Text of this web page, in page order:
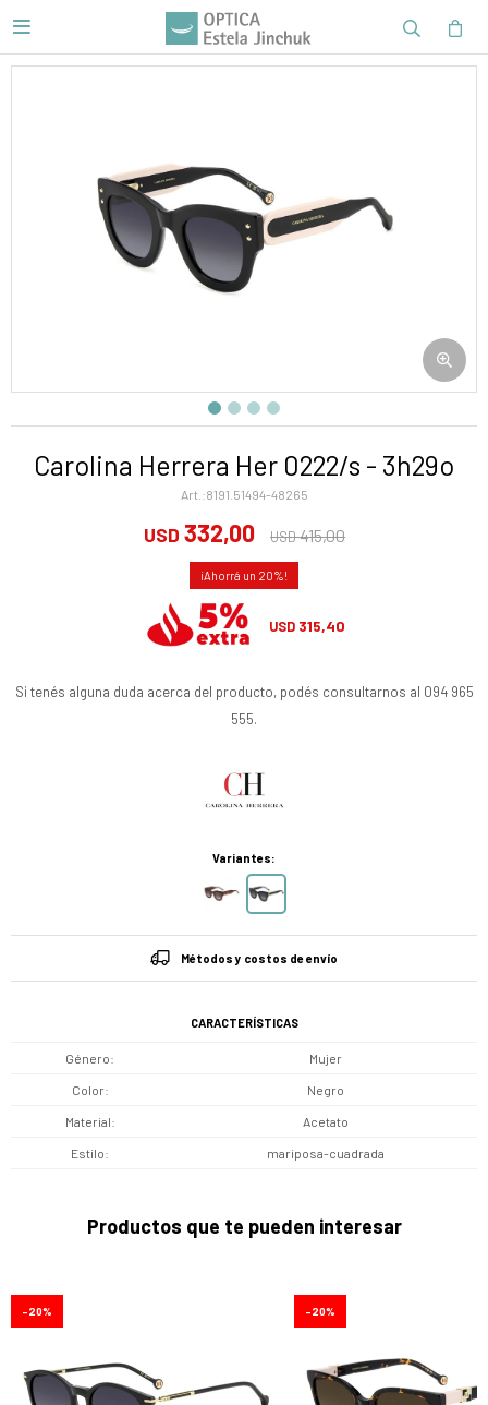

Carolina Herrera Her 0222/s - 3h29o
8191.51494-48265
USD 332,00 USD415,00
20
USD 315,40
Si tenés alguna duda acerca del producto, podés consultarnos al 094 965
555.
Variantes:
Métodos y costos de envío
CARACTERÍSTICAS
Género Mujer
Color Negro
Material Acetato
Estilo mariposa-cuadrada
Productos que te pueden interesar
20 20